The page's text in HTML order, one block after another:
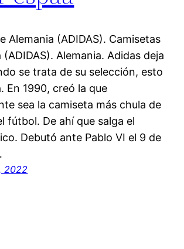
Alemania (ADIDAS). Camisetas
Alemania. Adidas deja
se trata de su selección, esto
En 1990, creó la que
sea la camiseta más chula de
fútbol. De ahí que salga el
Debutó ante Pablo VI el 9 de
2022